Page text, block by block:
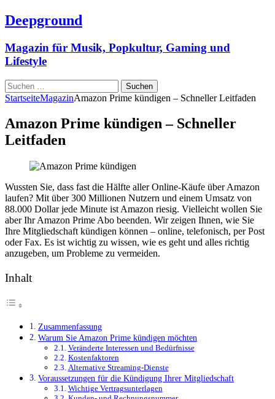
Deepground
Magazin für Musik, Popkultur, Gaming und
Lifestyle
Suchen
nach:
StartseiteMagazinAmazon Prime kündigen – Schneller Leitfaden
Amazon Prime kündigen – Schneller
Leitfaden
Wussten Sie, dass fast die Hälfte aller Online-Käufe über Amazon
laufen? Mit über 300 Millionen Nutzern und einem Umsatz von
88.000 Dollar jede Minute ist Amazon riesig. Vielleicht wollen Sie
aber Ihr Amazon Prime Abo beenden. Wir zeigen Ihnen, wie Sie
Ihre Mitgliedschaft kündigen können – online, telefonisch, per Post
oder Fax. Es ist wichtig zu wissen, wie es geht und alles richtig
anzugeben, um Probleme zu vermeiden.
Inhalt
Zusammenfassung
Warum Sie Amazon Prime kündigen möchten
Veränderte Interessen und Bedürfnisse
Kostenfaktoren
Alternative Streaming-Dienste
Voraussetzungen für die Kündigung Ihrer Mitgliedschaft
Wichtige Vertragsunterlagen